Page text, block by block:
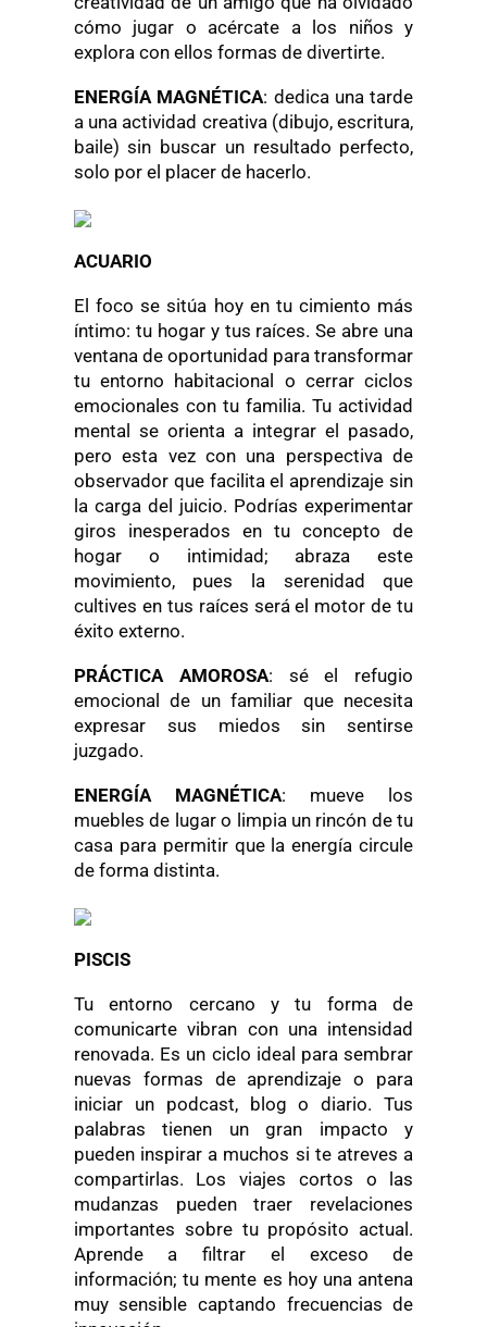
cómo jugar o acércate a los niños y
explora con ellos formas de divertirte.
ENERGÍA MAGNÉTICA: dedica una tarde
a una actividad creativa (dibujo, escritura,
baile) sin buscar un resultado perfecto,
solo por el placer de hacerlo.
ACUARIO
El foco se sitúa hoy en tu cimiento más
íntimo: tu hogar y tus raíces. Se abre una
ventana de oportunidad para transformar
tu entorno habitacional o cerrar ciclos
emocionales con tu familia. Tu actividad
mental se orienta a integrar el pasado,
pero esta vez con una perspectiva de
observador que facilita el aprendizaje sin
la carga del juicio. Podrías experimentar
giros inesperados en tu concepto de
hogar o intimidad; abraza este
movimiento, pues la serenidad que
cultives en tus raíces será el motor de tu
éxito externo.
PRÁCTICA AMOROSA: sé el refugio
emocional de un familiar que necesita
expresar sus miedos sin sentirse
juzgado.
ENERGÍA MAGNÉTICA: mueve los
muebles de lugar o limpia un rincón de tu
casa para permitir que la energía circule
de forma distinta.
PISCIS
Tu entorno cercano y tu forma de
comunicarte vibran con una intensidad
renovada. Es un ciclo ideal para sembrar
nuevas formas de aprendizaje o para
iniciar un podcast, blog o diario. Tus
palabras tienen un gran impacto y
pueden inspirar a muchos si te atreves a
compartirlas. Los viajes cortos o las
mudanzas pueden traer revelaciones
importantes sobre tu propósito actual.
Aprende a filtrar el exceso de
información; tu mente es hoy una antena
muy sensible captando frecuencias de